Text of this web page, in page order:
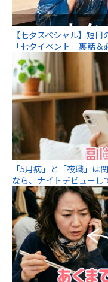
【七夕スペシャル】短
「七夕イベント」裏話＆
「5月病」と「夜職」
なら、ナイトデビューし